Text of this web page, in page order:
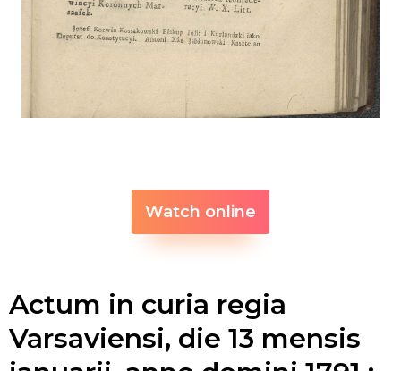
Watch online
Actum in curia regia
Varsaviensi, die 13 mensis